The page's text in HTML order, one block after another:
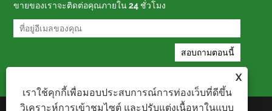
X
เราใช้คุกกี้เพื่อมอบประสบการณ์การท่องเว็บที่ดีขึ้น
วิเคราะห์การเข้าชมไซต์ และปรับแต่งเนื้อหาในแบบ
ขายของเราจะติดต่อคุณภายใน 24 ชั่วโมง